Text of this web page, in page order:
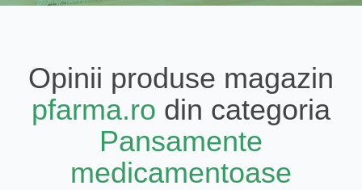
Opinii produse magazin
pfarma.ro din categoria
Pansamente
medicamentoase